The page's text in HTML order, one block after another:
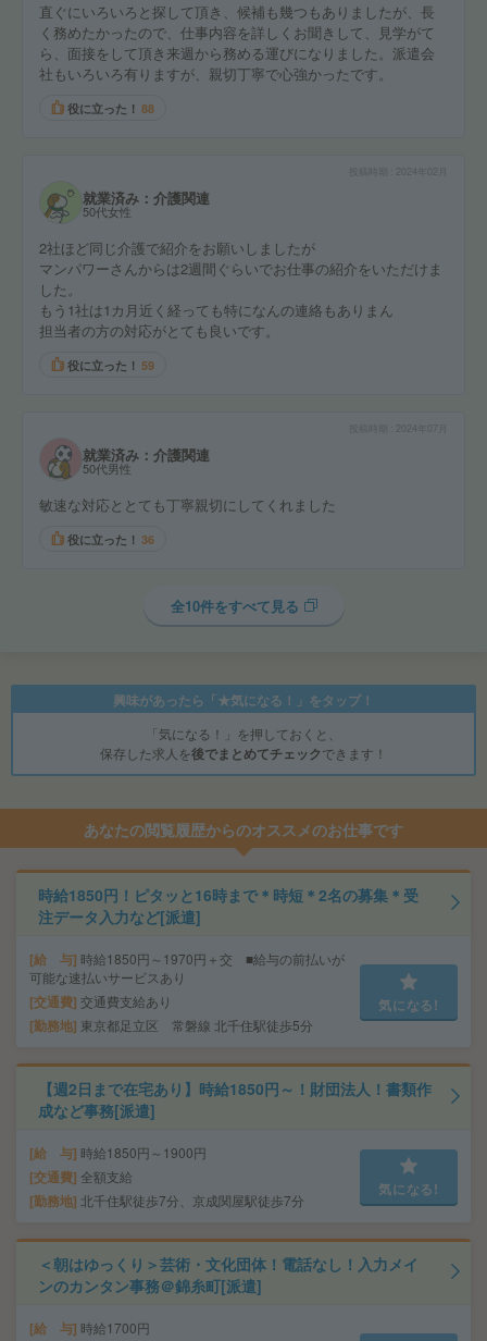
直ぐにいろいろと探して頂き、候補も幾つもありましたが、長
く務めたかったので、仕事内容を詳しくお聞きして、見学がて
ら、面接をして頂き来週から務める運びになりました。派遣会
社もいろいろ有りますが、親切丁寧で心強かったです。
役に立った！ 88
2024年02月
就業済み：介護関連
50代女性
2社ほど同じ介護で紹介をお願いしましたが
マンパワーさんからは2週間ぐらいでお仕事の紹介をいただけま
した。
もう1社は1カ月近く経っても特になんの連絡もありまん
担当者の方の対応がとても良いです。
役に立った！ 59
2024年07月
就業済み：介護関連
50代男性
敏速な対応ととても丁寧親切にしてくれました
役に立った！ 36
全10件をすべて見る
興味があったら「★気になる！」をタップ！
「気になる！」を押しておくと、
保存した求人を後でまとめてチェックできます！
あなたの閲覧履歴からのオススメのお仕事です
時給1850円！ピタッと16時まで＊時短＊2名の募集＊受
注データ入力など[派遣]
給 与 時給1850円～1970円＋交 ■給与の前払いが
可能な速払いサービスあり
交通費 交通費支給あり
勤務地 東京都足立区 常磐線 北千住駅徒歩5分
気になる!
【週2日まで在宅あり】時給1850円～！財団法人！書類作
成など事務[派遣]
給 与 時給1850円～1900円
交通費 全額支給
勤務地 北千住駅徒歩7分、京成関屋駅徒歩7分
気になる!
＜朝はゆっくり＞芸術・文化団体！電話なし！入力メイ
ンのカンタン事務＠錦糸町[派遣]
給 与 時給1700円